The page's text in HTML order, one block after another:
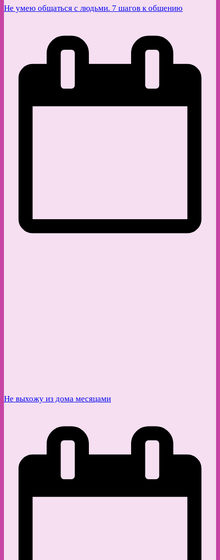
Не умею общаться с людьми. 7 шагов к общению
Не выхожу из дома месяцами